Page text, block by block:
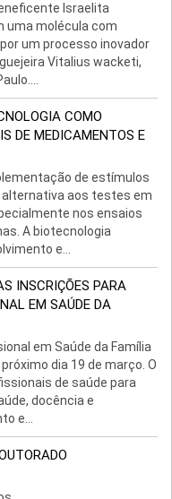
Israelita
uma molécula com
um processo inovador
Vitalius wacketi,
COMO
DE MEDICAMENTOS E
de estímulos
alternativa aos testes em
nos ensaios
A biotecnologia
e...
INSCRIÇÕES PARA
EM SAÚDE DA
em Saúde da Família
dia 19 de março. O
de saúde para
docência e
e...